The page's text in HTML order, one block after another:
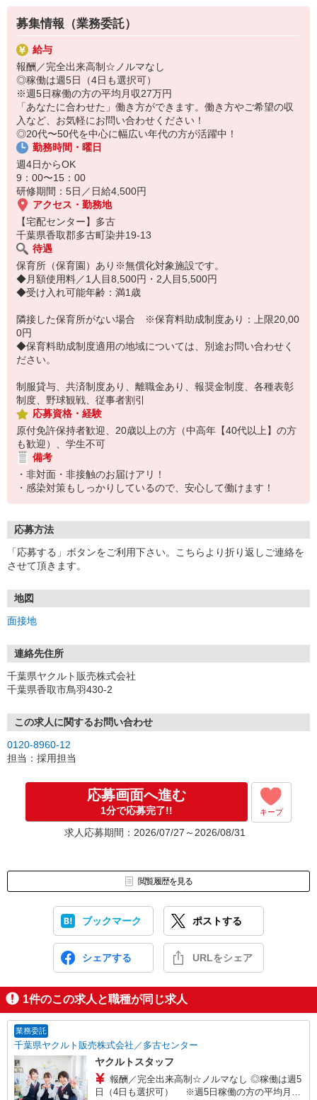
す！
特に扶養範囲外でしっかり稼ぎたい方には最適なエリアをご用意し
ます。
もちろんバランスよく働きたい方もご相談ください。
☆ココがPoint☆
・職場の近くに保育所があるから、送り迎えの時間の心配がいりま
せん
・隣接した保育所がない場合は保育料助成制度あり
・家事・夕食の支度なども余裕をもってできます！
募集情報（業務委託）
給与
報酬／完全出来高制☆ノルマなし
◎稼働は週5日（4日も選択可）
※週5日稼働の方の平均月収27万円
「あなたに合わせた」働き方ができます。働き方やご希望の収
入など、お気軽にお問い合わせください！
◎20代〜50代を中心に幅広い年代の方が活躍中！
勤務時間・曜日
週4日からOK
9：00〜15：00
研修期間：5日／日給4,500円
アクセス・勤務地
【宅配センター】多古
千葉県香取郡多古町染井19-13
待遇
保育所（保育園）あり※無償化対象施設です。
◆月額使用料／1人目8,500円・2人目5,500円
◆受け入れ可能年齢：満1歳
隣接した保育所がない場合 ※保育料助成制度あり：上限20,00
0円
◆保育料助成制度適用の地域については、別途お問い合わせく
ださい。
制服貸与、共済制度あり、離職金あり、報奨金制度、各種表彰
制度、野球観戦、従事者割引
応募資格・経験
原付免許保持者歓迎、20歳以上の方（中高年【40代以上】の方
も歓迎）、学生不可
備考
・非対面・非接触のお届けアリ！
・感染対策もしっかりしているので、安心して働けます！
応募方法
「応募する」ボタンをご利用下さい。こちらより折り返しご連絡を
させて頂きます。
地図
面接地
連絡先住所
千葉県ヤクルト販売株式会社
千葉県香取市鳥羽430-2
この求人に関するお問い合わせ
0120-8960-12
担当：採用担当
応募画面へ進む
1分で応募完了!! キープ
求人応募期間：2026/07/27～2026/08/31
閲覧履歴を見る
ブックマーク ポストする
シェアする URLをシェア
1件のこの求人と職種が同じ求人
業務委託
千葉県ヤクルト販売株式会社／多古センター
ヤクルトスタッフ
報酬／完全出来高制☆ノルマなし ◎稼働は週5
日（4日も選択可） ※週5日稼働の方の平均月収